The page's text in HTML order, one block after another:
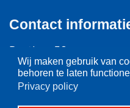
Wij maken gebruik van
behoren te laten
Privacy policy
Contact
Postbus 59
8320 AB URK
Bezoekadres: